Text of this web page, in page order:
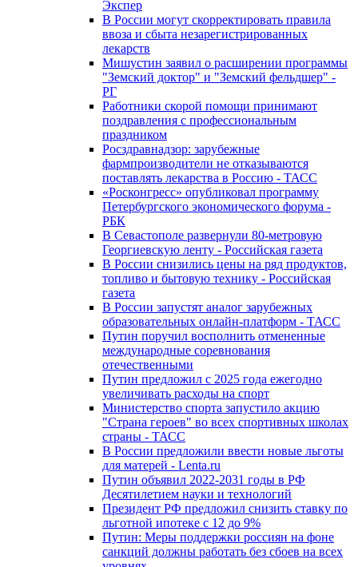
Экспер
В России могут скорректировать правила
ввоза и сбыта незарегистрированных
лекарств
Мишустин заявил о расширении программы
"Земский доктор" и "Земский фельдшер" -
РГ
Работники скорой помощи принимают
поздравления с профессиональным
праздником
Росздравнадзор: зарубежные
фармпроизводители не отказываются
поставлять лекарства в Россию - ТАСС
«Росконгресс» опубликовал программу
Петербургского экономического форума -
РБК
В Севастополе развернули 80-метровую
Георгиевскую ленту - Российская газета
В России снизились цены на ряд продуктов,
топливо и бытовую технику - Российская
газета
В России запустят аналог зарубежных
образовательных онлайн-платформ - ТАСС
Путин поручил восполнить отмененные
международные соревнования
отечественными
Путин предложил с 2025 года ежегодно
увеличивать расходы на спорт
Министерство спорта запустило акцию
"Страна героев" во всех спортивных школах
страны - ТАСС
В России предложили ввести новые льготы
для матерей - Lenta.ru
Путин объявил 2022-2031 годы в РФ
Десятилетием науки и технологий
Президент РФ предложил снизить ставку по
льготной ипотеке с 12 до 9%
Путин: Меры поддержки россиян на фоне
санкций должны работать без сбоев на всех